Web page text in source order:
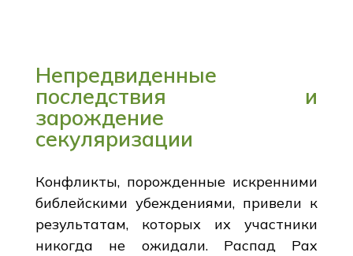
Непредвиденные
последствия и
зарождение
секуляризации
Конфликты, порожденные искренними
библейскими убеждениями, привели к
результатам, которых их участники
никогда не ожидали. Распад Pax